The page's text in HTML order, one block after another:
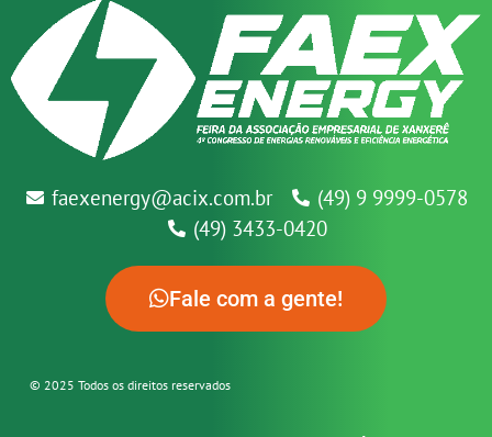
faexenergy@acix.com.br
(49) 9 9999-0578
(49) 3433-0420
Fale com a gente!
© 2025 Todos os direitos reservados